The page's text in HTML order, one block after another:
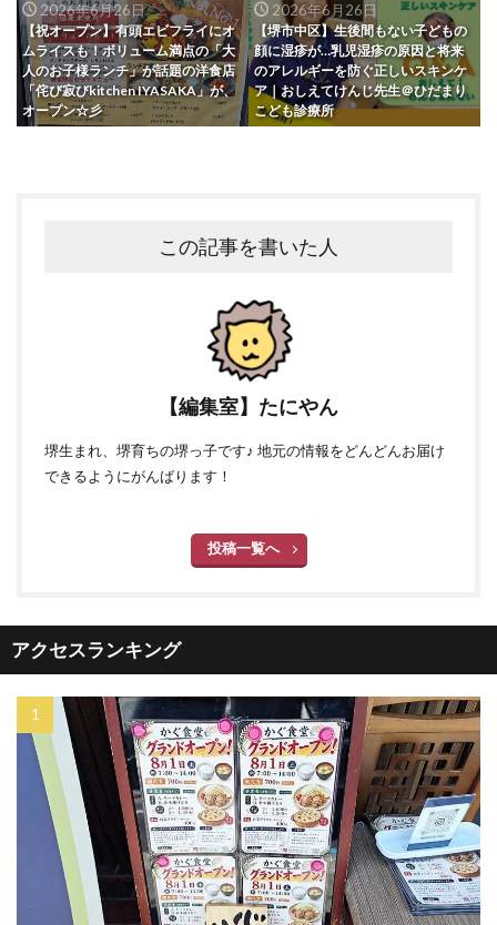
2026年6月26日
【祝オープン】有頭エビフライにオ
ムライスも！ボリューム満点の「大
人のお子様ランチ」が話題の洋食店
「侘び寂びkitchen IYASAKA」が、
オープン☆彡
2026年6月26日
【堺市中区】生後間もない子どもの
顔に湿疹が…乳児湿疹の原因と将来
のアレルギーを防ぐ正しいスキンケ
ア｜おしえてけんじ先生＠ひだまり
こども診療所
この記事を書いた人
【編集室】たにやん
堺生まれ、堺育ちの堺っ子です♪ 地元の情報をどんどんお届け
できるようにがんばります！
投稿一覧へ
アクセスランキング